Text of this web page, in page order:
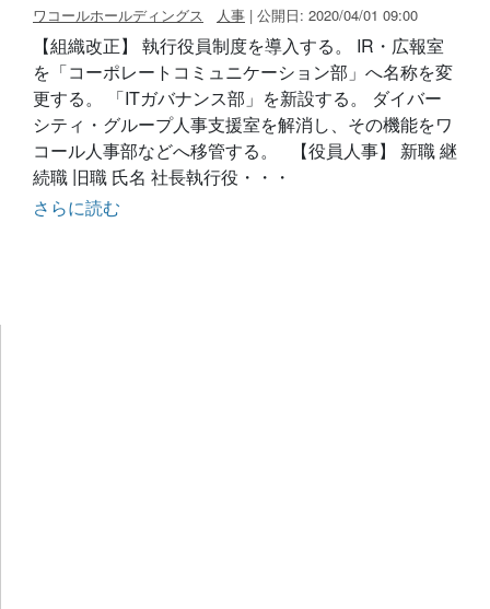
ワコールホールディングス 人事 | 公開日: 2020/04/01 09:00
【組織改正】 執行役員制度を導入する。 IR・広報室
を「コーポレートコミュニケーション部」へ名称を変
更する。 「ITガバナンス部」を新設する。 ダイバー
シティ・グループ人事支援室を解消し、その機能をワ
コール人事部などへ移管する。 【役員人事】 新職 継
続職 旧職 氏名 社長執行役・・・
さらに読む